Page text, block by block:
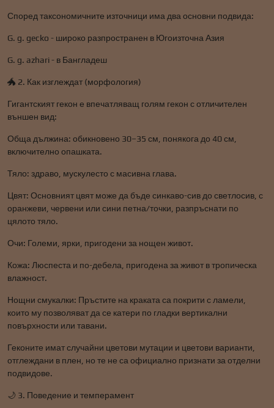
Според таксономичните източници има два основни подвида:
G. g. gecko - широко разпространен в Югоизточна Азия
G. g. azhari - в Бангладеш
🐲 2. Как изглеждат (морфология)
Гигантският гекон е впечатляващ голям гекон с отличителен
външен вид:
Обща дължина: обикновено 30–35 см, понякога до 40 см,
включително опашката.
Тяло: здраво, мускулесто с масивна глава.
Цвят: Основният цвят може да бъде синкаво-сив до светлосив, с
оранжеви, червени или сини петна/точки, разпръснати по
цялото тяло.
Очи: Големи, ярки, пригодени за нощен живот.
Кожа: Люспеста и по-дебела, пригодена за живот в тропическа
влажност.
Нощни смукалки: Пръстите на краката са покрити с ламели,
които му позволяват да се катери по гладки вертикални
повърхности или тавани.
Геконите имат случайни цветови мутации и цветови варианти,
отглеждани в плен, но те не са официално признати за отделни
подвидове.
🌙 3. Поведение и темперамент